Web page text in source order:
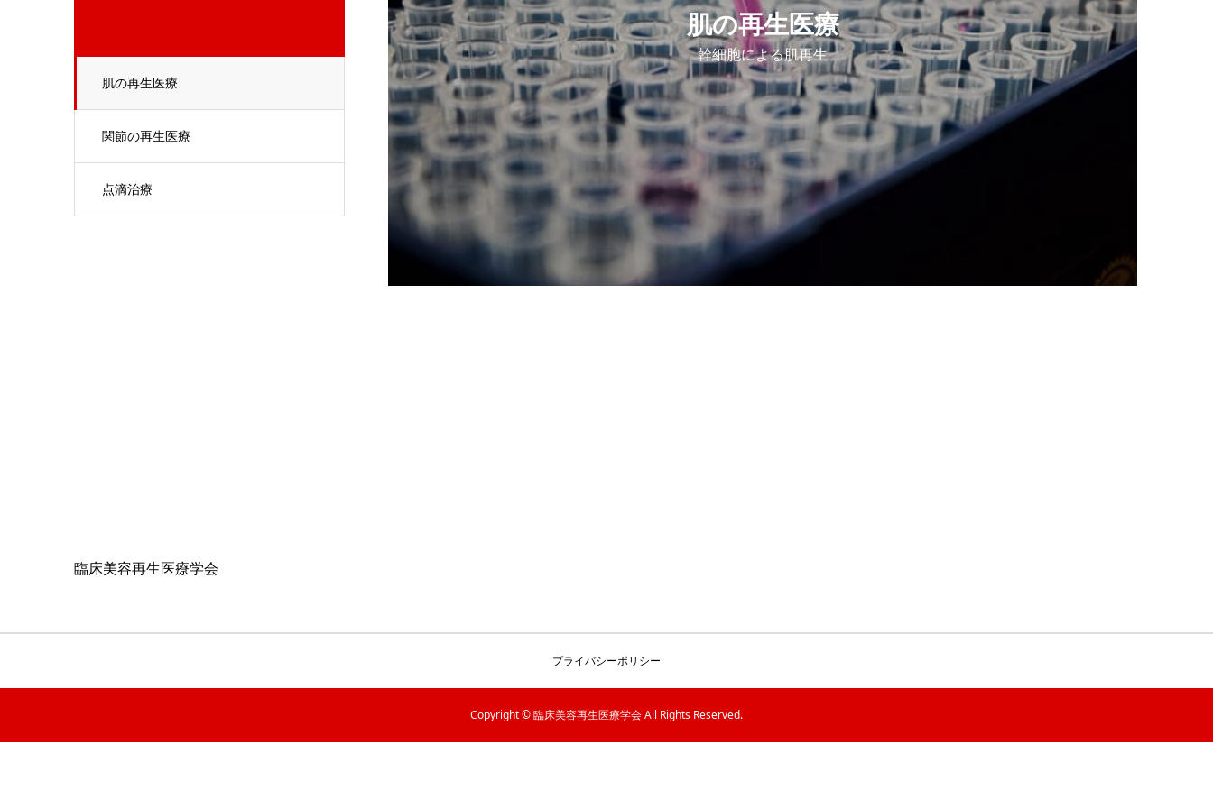
肌の再生医療
関節の再生医療
点滴治療
肌の再生医療
幹細胞による肌再生
臨床美容再生医療学会
プライバシーポリシー
Copyright © 臨床美容再生医療学会 All Rights Reserved.